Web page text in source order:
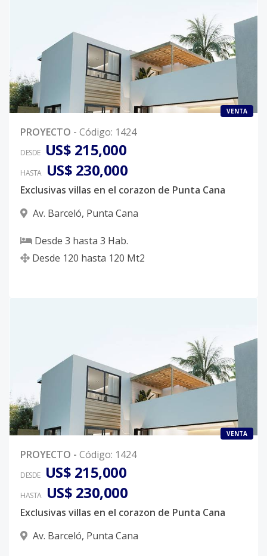
VENTA
PROYECTO - Código: 1424
DESDE US$ 215,000
HASTA US$ 230,000
Exclusivas villas en el corazon de Punta Cana
Av. Barceló, Punta Cana
Desde 3 hasta 3 Hab.
Desde 120 hasta 120 Mt2
VENTA
PROYECTO - Código: 1424
DESDE US$ 215,000
HASTA US$ 230,000
Exclusivas villas en el corazon de Punta Cana
Av. Barceló, Punta Cana